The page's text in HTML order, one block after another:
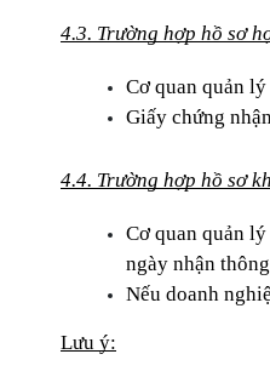
4.3. Trường hợp hồ sơ
Cơ quan quản
Giấy chứng
4.4. Trường hợp hồ sơ
Cơ quan quản
ngày nhận
Nếu doanh
Lưu ý: